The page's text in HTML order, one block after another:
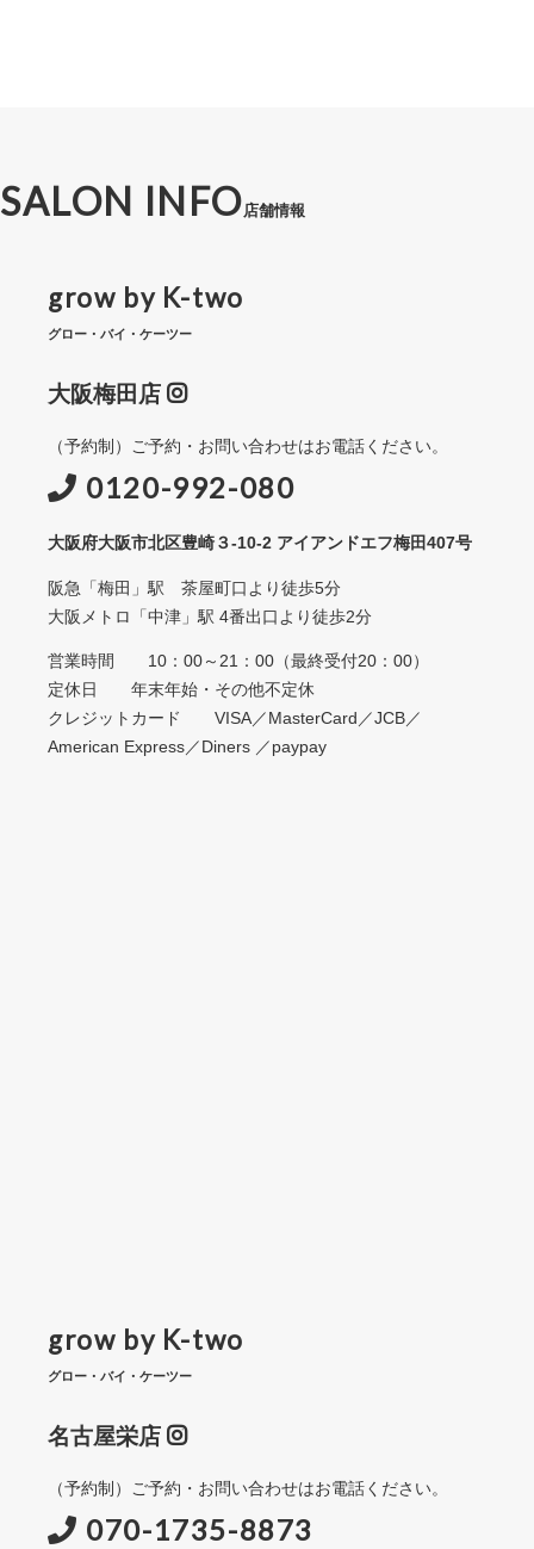
SALON INFO 店舗情報
grow by K-two
グロー・バイ・ケーツー
大阪梅田店
（予約制）ご予約・お問い合わせはお電話ください。
0120-992-080
大阪府大阪市北区豊崎３-10-2 アイアンドエフ梅田407号
阪急「梅田」駅 茶屋町口より徒歩5分
大阪メトロ「中津」駅 4番出口より徒歩2分
営業時間 10：00～21：00（最終受付20：00）
定休日 年末年始・その他不定休
クレジットカード VISA／MasterCard／JCB／
American Express／Diners ／paypay
grow by K-two
グロー・バイ・ケーツー
名古屋栄店
（予約制）ご予約・お問い合わせはお電話ください。
070-1735-8873